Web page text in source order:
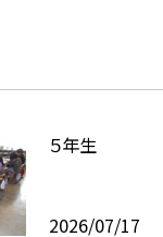
５年生
2026/07/17